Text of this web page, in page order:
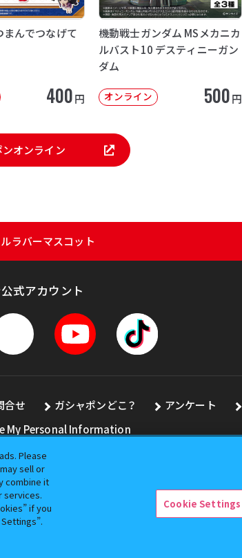
んでつなげて
400円
機動戦士ガンダム MSメカニカ
ルバスト10 デスティニーガン
ダム
オンライン 500円
オンライン
ラバーマスコット
式アカウント
合せ ガシャポンどこ？ アンケート
My Personal Information
載をお断りします。
Please
sell or
combine it
services.
if you
Cookie Settings